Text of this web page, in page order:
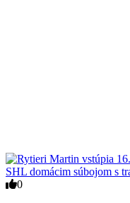
0